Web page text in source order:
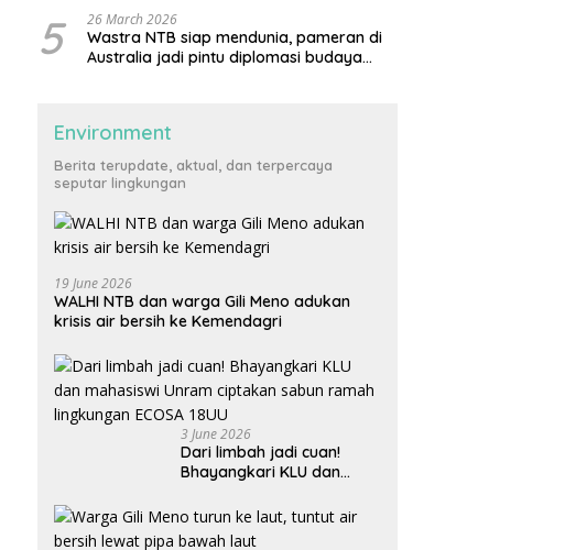
KLU
5 26 March 2026
Wastra NTB siap mendunia, pameran di
Australia jadi pintu diplomasi budaya
Environment
Berita terupdate, aktual, dan terpercaya
seputar lingkungan
19 June 2026
WALHI NTB dan warga Gili Meno adukan
krisis air bersih ke Kemendagri
3 June 2026
Dari limbah jadi cuan!
Bhayangkari KLU dan
sabun ramah lingkungan
ECOSA 18UU